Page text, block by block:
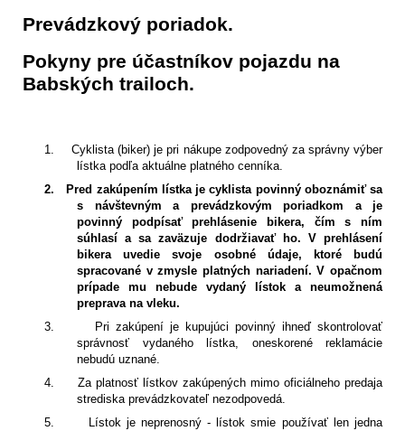
Prevádzkový poriadok.
Pokyny pre účastníkov pojazdu na
Babských trailoch.
1.
Cyklista (biker) je pri nákupe zodpovedný za správny výber
lístka podľa aktuálne platného cenníka.
2.
Pred zakúpením lístka je cyklista povinný oboznámiť sa
s návštevným a prevádzkovým poriadkom a je
povinný podpísať prehlásenie bikera, čím s ním
súhlasí a sa zaväzuje dodržiavať ho. V prehlásení
bikera uvedie svoje osobné údaje, ktoré budú
spracované v zmysle platných nariadení. V opačnom
prípade mu nebude vydaný lístok a neumožnená
preprava na vleku.
3.
Pri zakúpení je kupujúci povinný ihneď skontrolovať
správnosť vydaného lístka, oneskorené reklamácie
nebudú uznané.
4.
Za platnosť lístkov zakúpených mimo oficiálneho predaja
strediska prevádzkovateľ nezodpovedá.
5.
Lístok je neprenosný - lístok smie používať len jedna